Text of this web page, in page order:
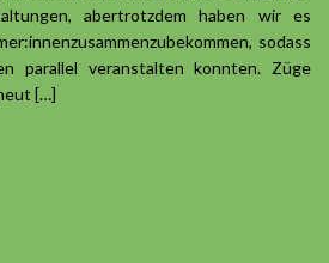
abertrotzdem haben wir es
sodass
parallel veranstalten konnten. Züge
[…]